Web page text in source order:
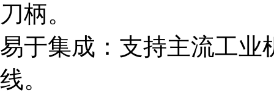
刀柄。
易于集成：支持主流工业
线。